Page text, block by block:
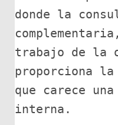
donde la
trabajo de la
proporciona
que carece
interna.